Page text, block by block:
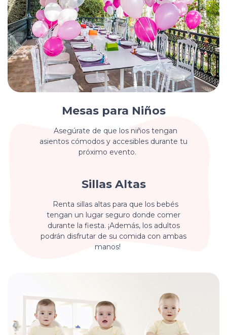
Mesas para Niños
Asegúrate de que los niños tengan
asientos cómodos y accesibles durante tu
próximo evento.
Sillas Altas
Renta sillas altas para que los bebés
tengan un lugar seguro donde comer
durante la fiesta. ¡Además, los adultos
podrán disfrutar de su comida con ambas
manos!